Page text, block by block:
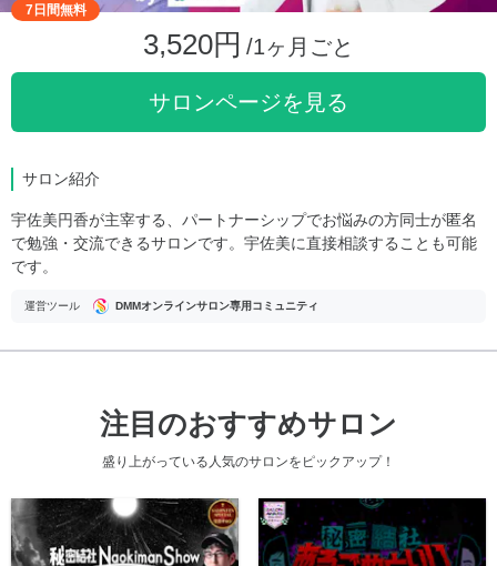
7日間無料
3,520円 /1ヶ月ごと
サロンページを見る
サロン紹介
宇佐美円香が主宰する、パートナーシップでお悩みの方同士が匿名
で勉強・交流できるサロンです。宇佐美に直接相談することも可能
です。
運営ツール DMMオンラインサロン専用コミュニティ
注目のおすすめサロン
盛り上がっている人気のサロンをピックアップ！